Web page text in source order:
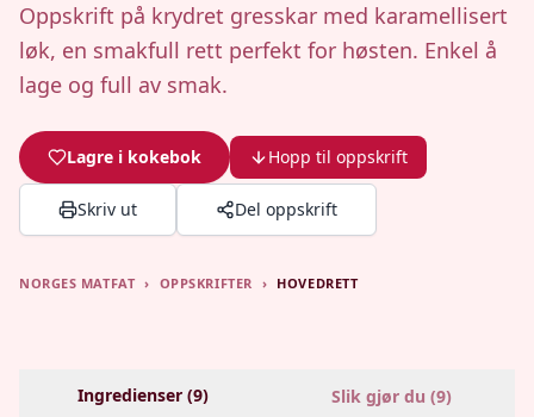
Oppskrift på krydret gresskar med karamellisert
løk, en smakfull rett perfekt for høsten. Enkel å
lage og full av smak.
Lagre i kokebok Hopp til oppskrift
Skriv ut Del oppskrift
NORGES MATFAT › OPPSKRIFTER › HOVEDRETT
Ingredienser (9) Slik gjør du (9)